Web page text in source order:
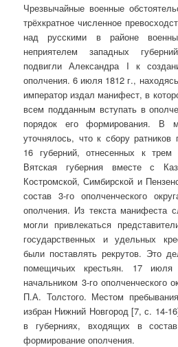
Чрезвычайные военные
трёхкратное численное
над русскими в районе
неприятелем западных
подвигли Александра I к
ополчения. 6 июля 1812 г.,
император издал манифест, в
всем подданным вступать в
порядок его формирования. В
уточнялось, что к сбору
16 губерний, отнесенных к трем
Вятская губерния вместе с
Костромской, Симбирской и
состав 3-го ополченческого
ополчения. Из текста манифеста
могли привлекаться
государственных и удельных
были поставлять рекрутов. Это
помещичьих крестьян. 17
начальником 3-го ополченческого
П.А. Толстого. Местом
избран Нижний Новгород [7, с. 14-
в губерниях, входящих в
формирование ополчения.